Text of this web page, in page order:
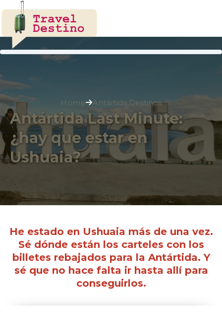
Home Antártida,Destinos
Antártida Last Minute:
¿hay que estar en
Ushuaia?
He estado en Ushuaia más de una vez.
Sé dónde están los carteles con los
billetes rebajados para la Antártida. Y
sé que no hace falta ir hasta allí para
conseguirlos.